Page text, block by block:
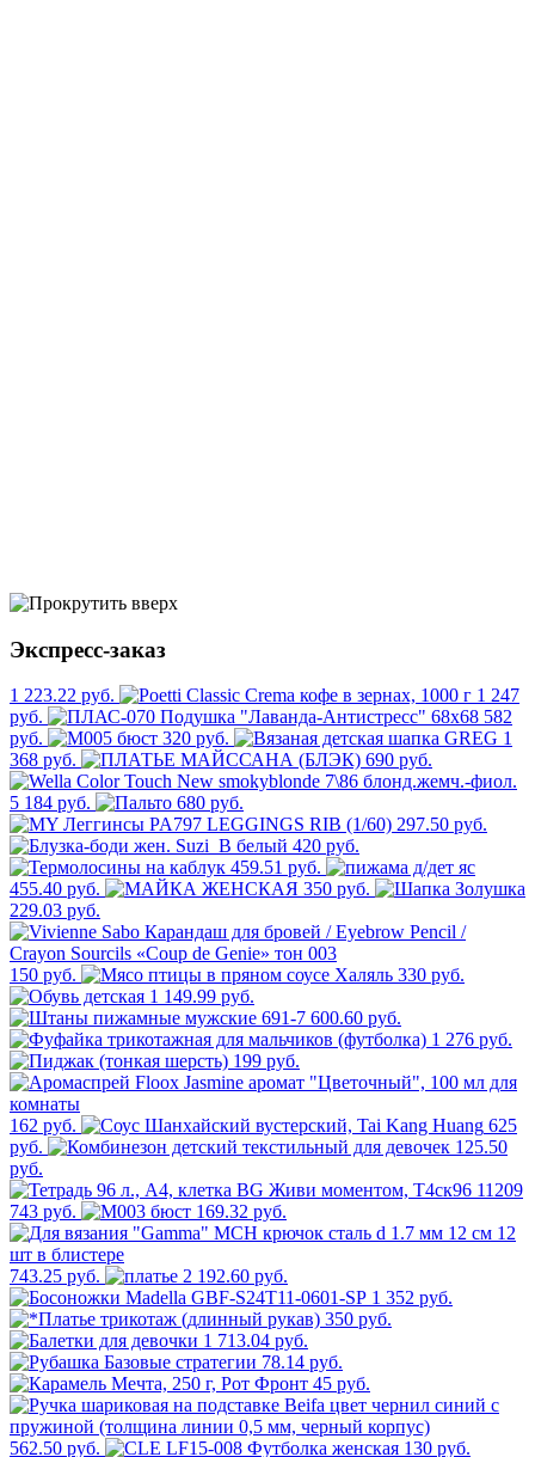
Экспресс-заказ
1 223.22 руб.
1 247
руб.
582
руб.
320 руб.
1
368 руб.
690 руб.
5 184 руб.
680 руб.
297.50 руб.
420 руб.
459.51 руб.
455.40 руб.
350 руб.
229.03 руб.
150 руб.
330 руб.
1 149.99 руб.
600.60 руб.
1 276 руб.
199 руб.
162 руб.
625
руб.
125.50
руб.
743 руб. 169.32 руб.
743.25 руб.
2 192.60 руб.
1 352 руб.
350 руб.
1 713.04 руб.
78.14 руб.
45 руб.
562.50 руб. 130 руб.